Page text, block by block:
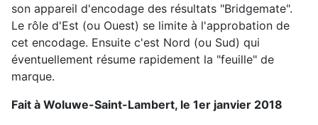
son appareil d'encodage des résultats "Bridgemate".
Le rôle d'Est (ou Ouest) se limite à l'approbation de
cet encodage. Ensuite c'est Nord (ou Sud) qui
éventuellement résume rapidement la "feuille" de
marque.
Fait à Woluwe-Saint-Lambert, le 1er janvier 2018